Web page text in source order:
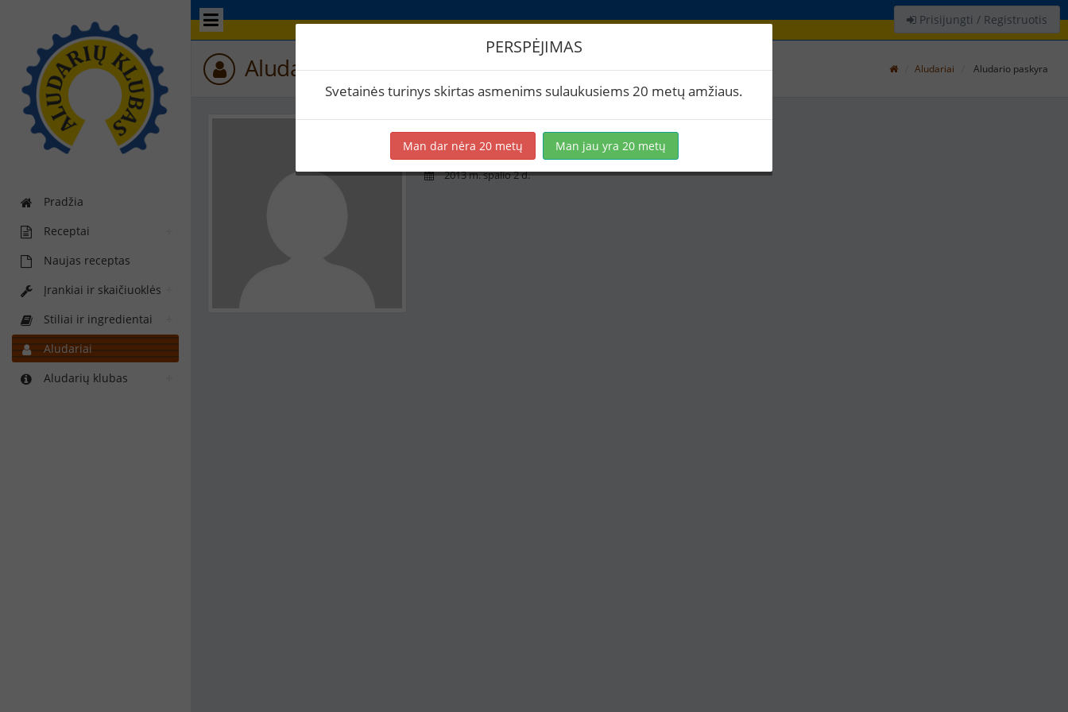
Pradžia
Receptai
Naujas receptas
Įrankiai ir skaičiuoklės
Stiliai ir ingredientai
Aludariai
Aludarių klubas
Prisijungti / Registruotis
Aludario paskyra Aludariai Aludario paskyra
DZUKU AINIAI
2013 m. spalio 2 d.
PERSPĖJIMAS
Svetainės turinys skirtas asmenims sulaukusiems 20 metų amžiaus.
Man dar nėra 20 metų Man jau yra 20 metų